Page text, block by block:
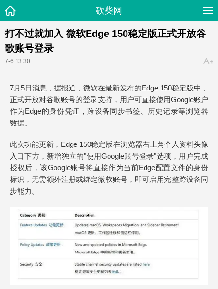
砍柴网
打不过就加入 微软Edge 150稳定版正式开放谷
歌账号登录
7-6 13:30
7月5日消息，据报道，微软在最新发布的Edge 150稳定版中，
正式开放对谷歌账号的登录支持，用户可直接使用Google账户
作为Edge的身份凭证，跨设备同步书签、历史记录等浏览器
数据。
此次功能更新，Edge 150稳定版在浏览器右上角个人资料头像
入口下方，新增独立的"使用Google账号登录"选项，用户完成
授权后，该Google账号将直接作为当前Edge配置文件的身份
标识，无需额外注册或绑定微软账号，即可启用完整跨设备同
步能力。